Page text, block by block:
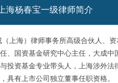
海杨春宝一级律师简介
上海）律师事务所高级合伙人、资
、国资基金研究中心主任，大成中
投资基金专业带头人，上海涉外法
具有上市公司独立董事任职资格。